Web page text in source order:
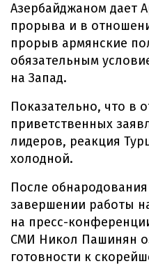
Азербайджаном дает
прорыва и в
прорыв армянские
обязательным
на Запад.
Показательно, что в
приветственных
лидеров, реакция
холодной.
После
завершении работы
на пресс-
СМИ Никол Пашинян
готовности к